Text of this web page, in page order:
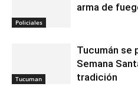
Policiales
arma de
Tucuman
Tucumán se
Semana
tradición